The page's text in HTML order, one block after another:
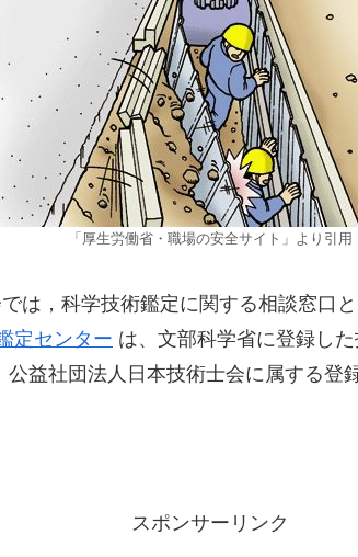
「厚生労働省・職場の安全サイト」より引用
は，科学技術鑑定に関する相談窓口と
定センター は、文部科学省に登録し
益社団法人日本技術士会に属する登
スポンサーリンク